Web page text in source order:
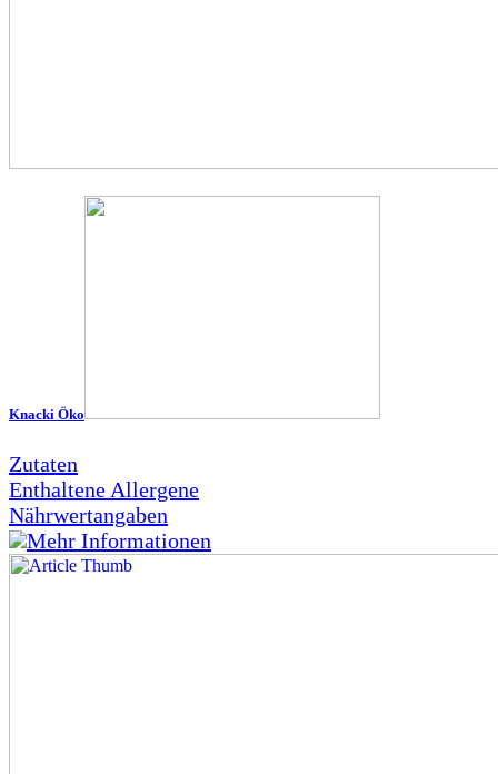
Knacki Öko
Zutaten
Enthaltene Allergene
Nährwertangaben
Mehr Informationen